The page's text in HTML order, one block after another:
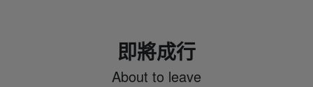
即將成行
About to leave